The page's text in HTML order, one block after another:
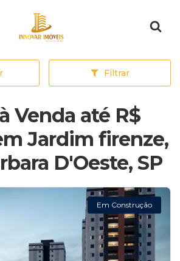
Página inicial
Filtrar
Venda até R$
Jardim firenze,
D'Oeste, SP
Em Construção